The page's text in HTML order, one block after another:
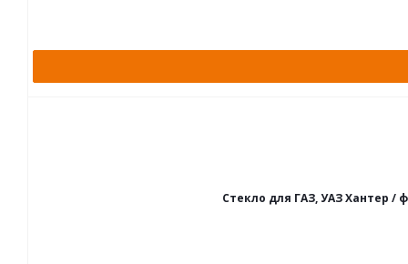
Стекло для ГАЗ, УАЗ Хантер /